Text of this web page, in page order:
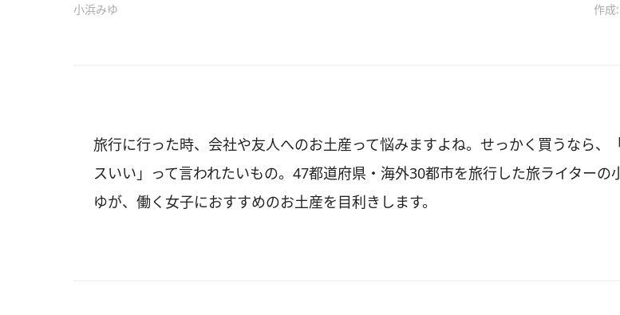
小浜みゆ 作成
旅行に行った時、会社や友人へのお土産って悩みますよね。せっかく買うなら、
スいい」って言われたいもの。47都道府県・海外30都市を旅行した旅ライターの
ゆが、働く女子におすすめのお土産を目利きします。